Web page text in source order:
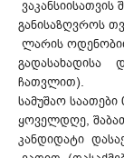
ვაკანსიისათვის
განისაზღვროს
ლარის
გადასახადისა
ჩათვლით).
სამუშაო
ყოველდღე,
კანდიდატი